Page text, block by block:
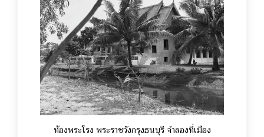
ท้องพระโรง พระราชวังกรุงธนบุรี จำลองที่เมือง